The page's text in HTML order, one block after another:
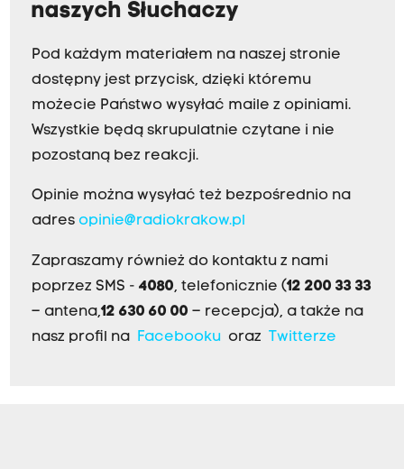
naszych Słuchaczy
Pod każdym materiałem na naszej stronie
dostępny jest przycisk, dzięki któremu
możecie Państwo wysyłać maile z opiniami.
Wszystkie będą skrupulatnie czytane i nie
pozostaną bez reakcji.
Opinie można wysyłać też bezpośrednio na
adres opinie@radiokrakow.pl
Zapraszamy również do kontaktu z nami
poprzez SMS - 4080, telefonicznie (12 200 33 33
– antena,12 630 60 00 – recepcja), a także na
nasz profil na
Facebookuoraz Twitterze